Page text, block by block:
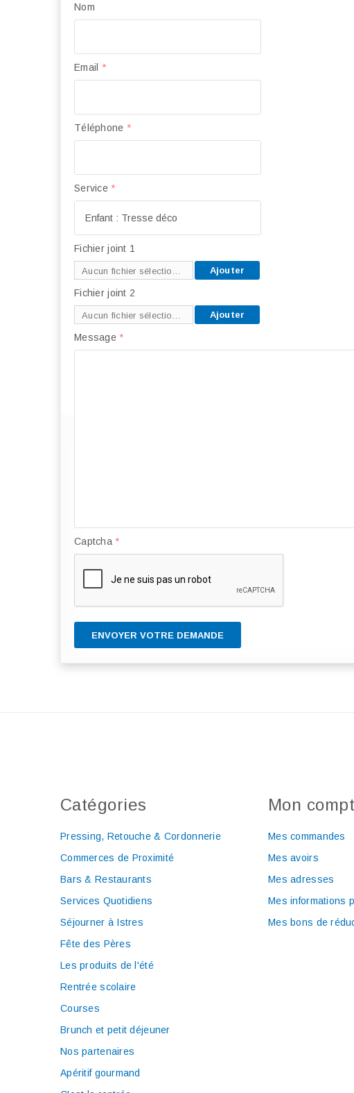
Nom
Email *
Téléphone *
Service *
Fichier joint 1
Aucun fichier sélectionné Ajouter
Fichier joint 2
Aucun fichier sélectionné Ajouter
Message *
Captcha *
ENVOYER VOTRE DEMANDE
Catégories
Pressing, Retouche & Cordonnerie
Commerces de Proximité
Bars & Restaurants
Services Quotidiens
Séjourner à Istres
Fête des Pères
Les produits de l'été
Rentrée scolaire
Courses
Brunch et petit déjeuner
Nos partenaires
Apéritif gourmand
Mon
Mes commandes
Mes avoirs
Mes adresses
Mes informations
Mes bons de